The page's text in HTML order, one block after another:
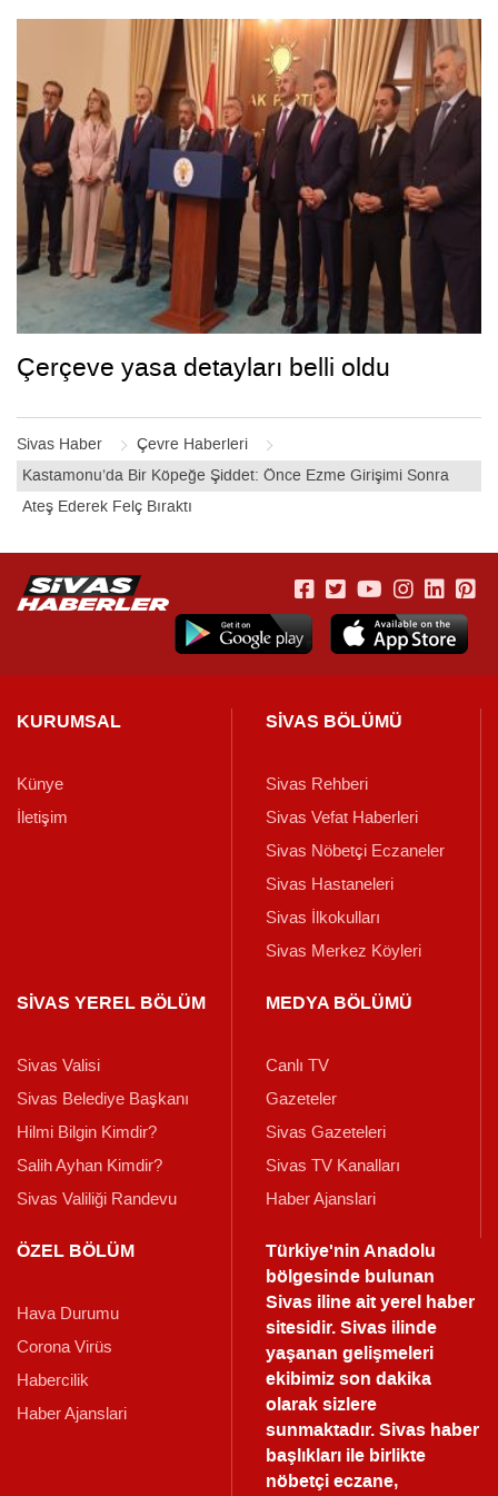
Sivas Haber
Çevre Haberleri
Kastamonu’da Bir Köpeğe Şiddet: Önce Ezme Girişimi Sonra
Ateş Ederek Felç Bıraktı
Çerçeve yasa detayları belli oldu
KURUMSAL
Künye
İletişim
SİVAS BÖLÜMÜ
Sivas Rehberi
Sivas Vefat Haberleri
Sivas Nöbetçi Eczaneler
Sivas Hastaneleri
Sivas İlkokulları
Sivas Merkez Köyleri
SİVAS YEREL BÖLÜM
Sivas Valisi
Sivas Belediye Başkanı
Hilmi Bilgin Kimdir?
Salih Ayhan Kimdir?
Sivas Valiliği Randevu
MEDYA BÖLÜMÜ
Canlı TV
Gazeteler
Sivas Gazeteleri
Sivas TV Kanalları
Haber Ajanslari
ÖZEL BÖLÜM
Hava Durumu
Corona Virüs
Habercilik
Haber Ajanslari
Türkiye'nin Anadolu
bölgesinde bulunan
Sivas iline ait yerel haber
sitesidir. Sivas ilinde
yaşanan gelişmeleri
ekibimiz son dakika
olarak sizlere
sunmaktadır.Sivas haber
başlıkları ile birlikte
nöbetçi eczane,